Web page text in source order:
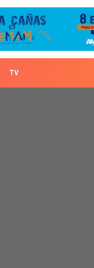
TV